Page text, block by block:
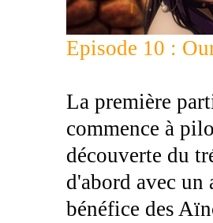
Episode 10 :
La première
commence à
découverte du
d'abord avec un
bénéfice des